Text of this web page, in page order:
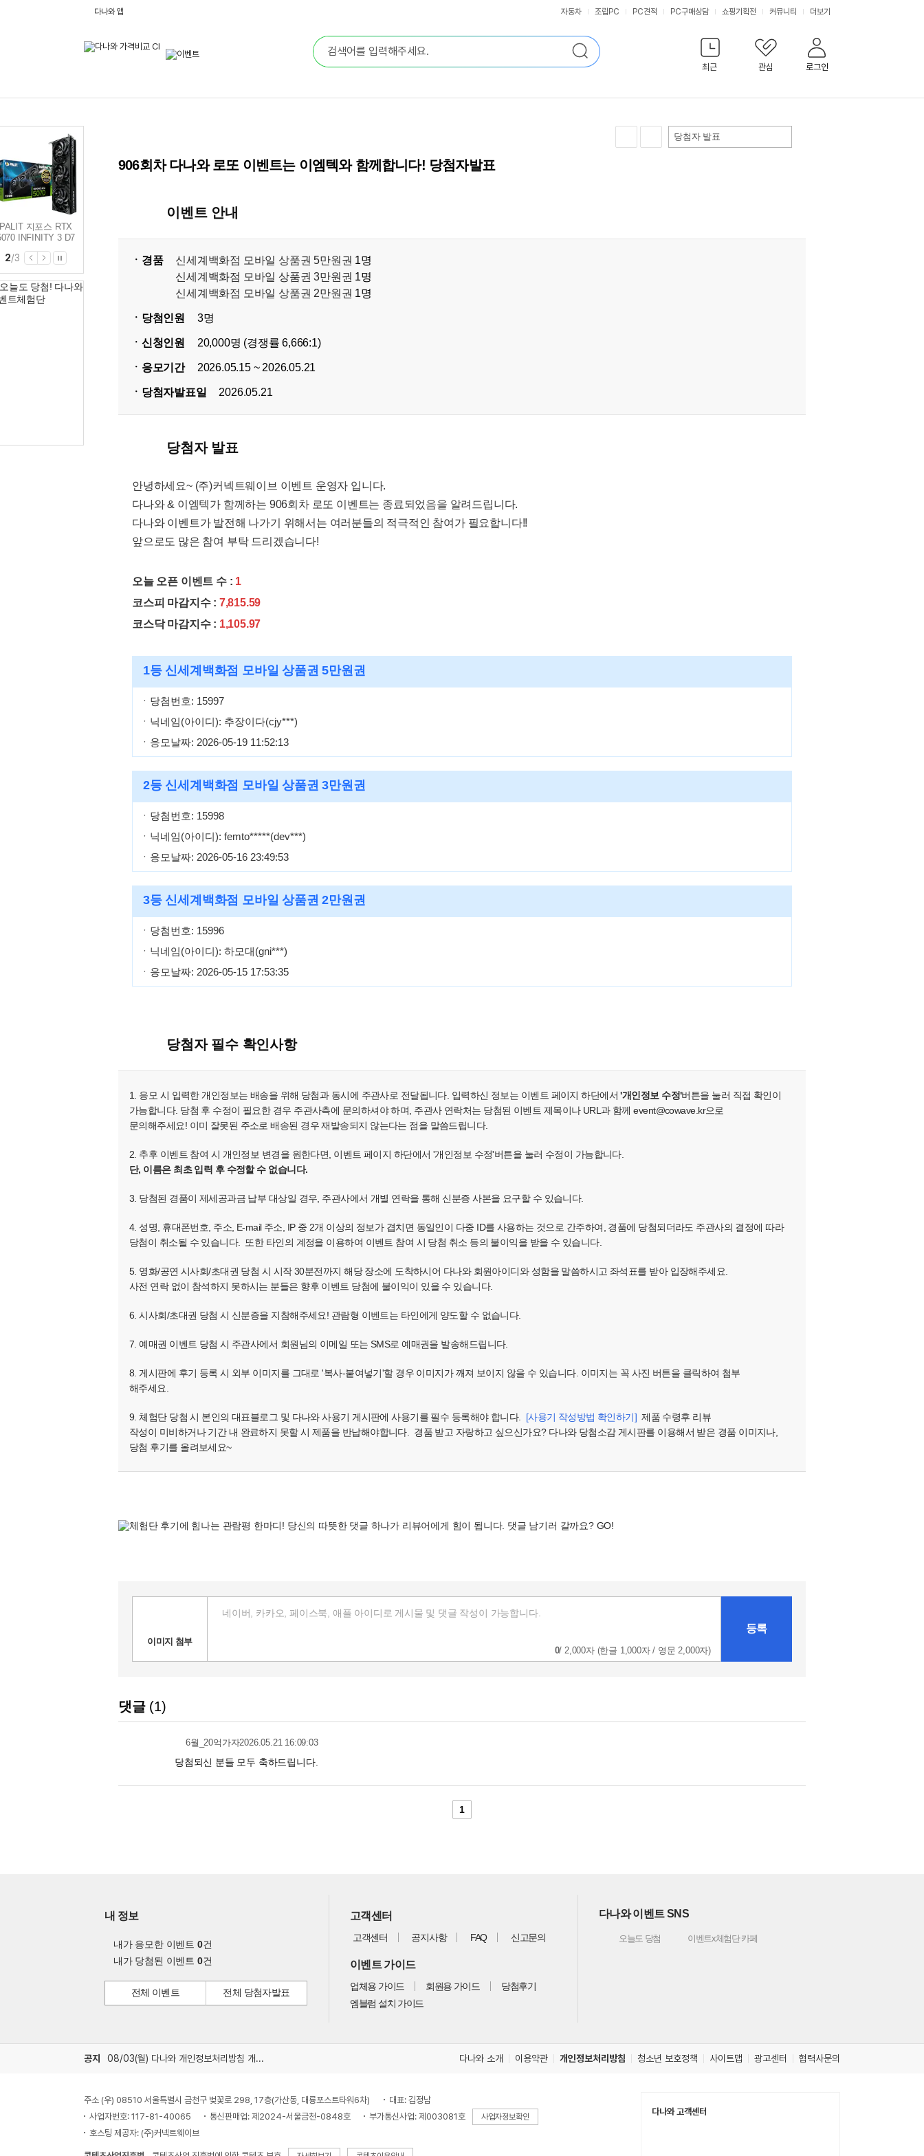
최근 관심 로그인
다나와 앱 자동차 조립PC PC견적 PC구매상담 쇼핑기획전 커뮤니티 더보기
지포스 RTX
INFINITY 3 D7
12GB 이엠텍
5080 GAMINGPRO
5060 DUAL OC D7
2/3
당첨자 발표
906회차 다나와 로또 이벤트는 이엠텍와 함께합니다! 당첨자발표
이벤트 안내
ㆍ경품 신세계백화점 모바일 상품권 5만원권 1명
신세계백화점 모바일 상품권 3만원권 1명
신세계백화점 모바일 상품권 2만원권 1명
ㆍ당첨인원 3명
ㆍ신청인원 20,000명 (경쟁률 6,666:1)
ㆍ응모기간 2026.05.15 ~ 2026.05.21
ㆍ당첨자발표일 2026.05.21
당첨자 발표
안녕하세요~ (주)커넥트웨이브 이벤트 운영자 입니다.
다나와 & 이엠텍가 함께하는 906회차 로또 이벤트는 종료되었음을 알려드립니다.
다나와 이벤트가 발전해 나가기 위해서는 여러분들의 적극적인 참여가 필요합니다!!
앞으로도 많은 참여 부탁 드리겠습니다!
오늘 오픈 이벤트 수 : 1
코스피 마감지수 : 7,815.59
코스닥 마감지수 : 1,105.97
1등신세계백화점 모바일 상품권 5만원권
ㆍ당첨번호: 15997
ㆍ닉네임(아이디): 추장이다(cjy***)
ㆍ응모날짜: 2026-05-19 11:52:13
2등신세계백화점 모바일 상품권 3만원권
ㆍ당첨번호: 15998
ㆍ닉네임(아이디): femto*****(dev***)
ㆍ응모날짜: 2026-05-16 23:49:53
3등신세계백화점 모바일 상품권 2만원권
ㆍ당첨번호: 15996
ㆍ닉네임(아이디): 하모대(gni***)
ㆍ응모날짜: 2026-05-15 17:53:35
당첨자 필수 확인사항
1. 응모 시 입력한 개인정보는 배송을 위해 당첨과 동시에 주관사로 전달됩니다. 입력하신 정보는 이벤트 페이지 하단에서'개인정보 수정'버튼을 눌러 직접 확인이
가능합니다. 당첨 후 수정이 필요한 경우 주관사측에 문의하셔야 하며, 주관사 연락처는 당첨된 이벤트 제목이나 URL과 함께 event@cowave.kr으로
문의해주세요! 이미 잘못된 주소로 배송된 경우 재발송되지 않는다는 점을 말씀드립니다.
2. 추후 이벤트 참여 시 개인정보 변경을 원한다면, 이벤트 페이지 하단에서 '개인정보 수정'버튼을 눌러 수정이 가능합니다.
단, 이름은 최초 입력 후 수정할 수 없습니다.
3. 당첨된 경품이 제세공과금 납부 대상일 경우, 주관사에서 개별 연락을 통해 신분증 사본을 요구할 수 있습니다.
4. 성명, 휴대폰번호, 주소, E-mail 주소, IP 중 2개 이상의 정보가 겹치면 동일인이 다중 ID를 사용하는 것으로 간주하여, 경품에 당첨되더라도 주관사의 결정에 따라
당첨이 취소될 수 있습니다. 또한 타인의 계정을 이용하여 이벤트 참여 시 당첨 취소 등의 불이익을 받을 수 있습니다.
5. 영화/공연 시사회/초대권 당첨 시 시작 30분전까지 해당 장소에 도착하시어 다나와 회원아이디와 성함을 말씀하시고 좌석표를 받아 입장해주세요.
사전 연락 없이 참석하지 못하시는 분들은 향후 이벤트 당첨에 불이익이 있을 수 있습니다.
6. 시사회/초대권 당첨 시 신분증을 지참해주세요! 관람형 이벤트는 타인에게 양도할 수 없습니다.
7. 예매권 이벤트 당첨 시 주관사에서 회원님의 이메일 또는 SMS로 예매권을 발송해드립니다.
8. 게시판에 후기 등록 시 외부 이미지를 그대로 '복사-붙여넣기'할 경우 이미지가 깨져 보이지 않을 수 있습니다. 이미지는 꼭 사진 버튼을 클릭하여 첨부
해주세요.
9. 체험단 당첨 시 본인의 대표블로그 및 다나와 사용기 게시판에 사용기를 필수 등록해야 합니다. [사용기 작성방법 확인하기] 제품 수령후 리뷰
작성이 미비하거나 기간 내 완료하지 못할 시 제품을 반납해야합니다. 경품 받고 자랑하고 싶으신가요? 다나와 당첨소감 게시판를 이용해서 받은 경품 이미지나,
당첨 후기를 올려보세요~
0/ 2,000자 (한글 1,000자 / 영문 2,000자)
이미지 첨부
등록
댓글 1
6월_20억가자2026.05.21 16:09:03
당첨되신 분들 모두 축하드립니다.
1
내 정보
내가 응모한 이벤트 0건
내가 당첨된 이벤트 0건
전체 이벤트 전체 당첨자발표
고객센터
고객센터 공지사항 FAQ 신고문의
이벤트 가이드
업체용 가이드 회원용 가이드
당첨후기
엠블럼 설치 가이드
다나와 이벤트 SNS
오늘도 당첨 이벤트x체험단 카페
공지 08/03(월) 다나와 개인정보처리방침 개정 안내 다나와 소개 이용약관 개인정보처리방침 청소년 보호정책 사이트맵 광고센터 협력사문의
주소 (우) 08510 서울특별시 금천구 벚꽃로 298, 17층(가산동, 대륭포스트타워6차)
대표: 김정남
사업자번호: 117-81-40065
통신판매업: 제2024-서울금천-0848호 부가통신사업: 제003081호 사업자정보확인
호스팅 제공자: (주)커넥트웨이브
다나와 고객센터